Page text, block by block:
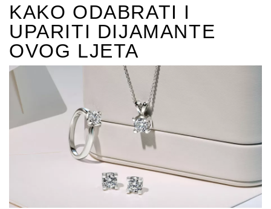
KAKO ODABRATI I
UPARITI DIJAMANTE
OVOG LJETA